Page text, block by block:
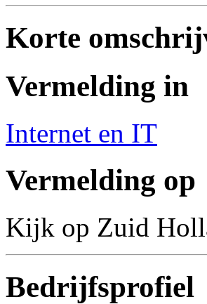
Korte
Vermelding in
Internet en IT
Vermelding op
Kijk op Zuid
Bedrijfsprofiel